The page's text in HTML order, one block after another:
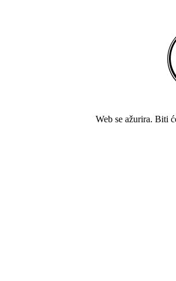
Web se ažurira. Biti